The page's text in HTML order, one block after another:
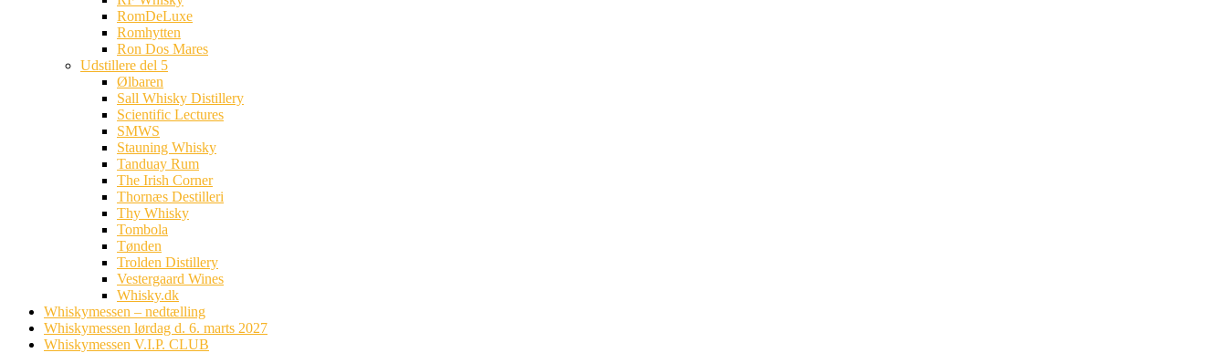
RomDeLuxe
Romhytten
Ron Dos Mares
Udstillere del 5
Ølbaren
Sall Whisky Distillery
Scientific Lectures
SMWS
Stauning Whisky
Tanduay Rum
The Irish Corner
Thornæs Destilleri
Thy Whisky
Tombola
Tønden
Trolden Distillery
Vestergaard Wines
Whisky.dk
Whiskymessen – nedtælling
Whiskymessen lørdag d. 6. marts 2027
Whiskymessen V.I.P. CLUB